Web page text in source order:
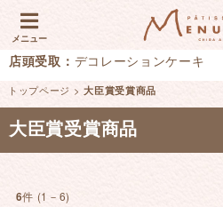
メニュー
店頭受取： デコレーションケーキ
トップページ >大臣賞受賞商品
大臣賞受賞商品
6件 (1－6)